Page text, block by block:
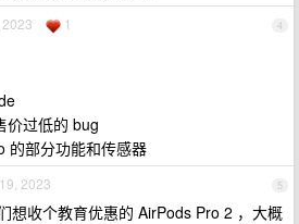
4
1
价过低的 bug
的部分功能和传感器
5
2023
想收个教育优惠的 AirPods Pro 2 ，大概